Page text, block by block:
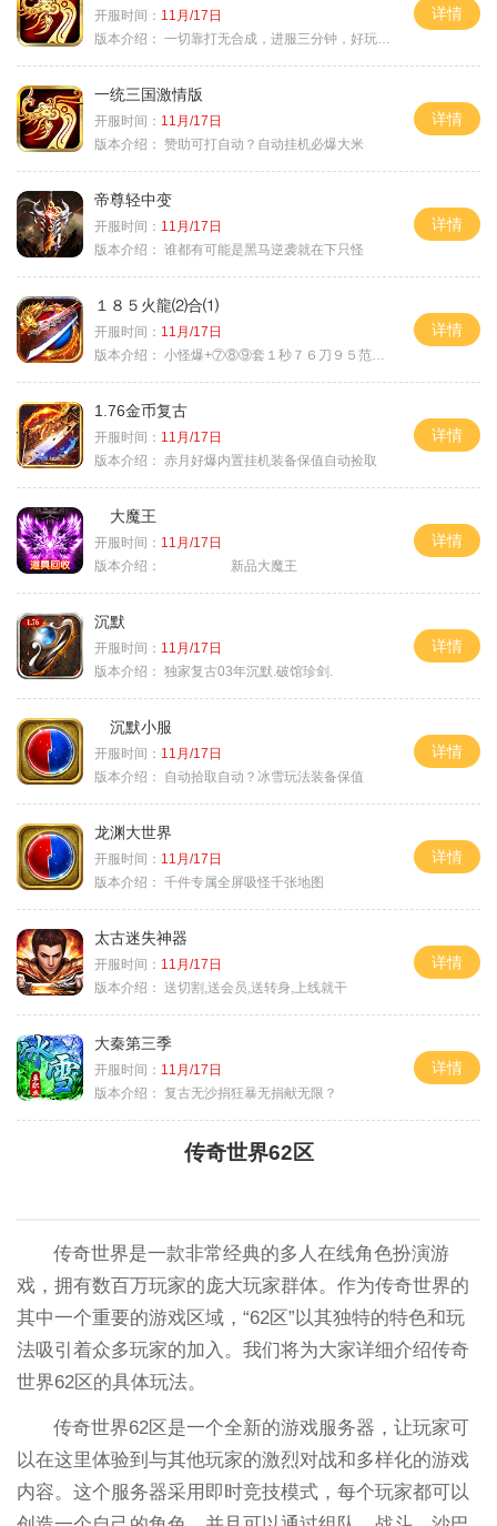
开服时间： 11月/17日
版本介绍： 一切靠打无合成，进服三分钟，好玩一整年。
详情
一统三国激情版
开服时间： 11月/17日
版本介绍： 赞助可打自动？自动挂机必爆大米
详情
帝尊轻中变
开服时间： 11月/17日
版本介绍： 谁都有可能是黑马逆袭就在下只怪
详情
１８５火龍⑵合⑴
开服时间： 11月/17日
版本介绍： 小怪爆+⑦⑧⑨套１秒７６刀９５范围捡
详情
1.76金币复古
开服时间： 11月/17日
版本介绍： 赤月好爆内置挂机装备保值自动捡取
详情
大魔王
开服时间： 11月/17日
版本介绍：
新品大魔王
详情
沉默
开服时间： 11月/17日
版本介绍： 独家复古03年沉默.破馆珍剑.
详情
沉默小服
开服时间： 11月/17日
版本介绍：
自动拾取自动？冰雪玩法装备保值
详情
龙渊大世界
开服时间： 11月/17日
版本介绍： 千件专属全屏吸怪千张地图
详情
太古迷失神器
开服时间： 11月/17日
版本介绍： 送切割,送会员,送转身,上线就干
详情
大秦第三季
开服时间： 11月/17日
版本介绍： 复古无沙捐狂暴无捐献无限？
详情
传奇世界62区
传奇世界是一款非常经典的多人在线角色扮演游
戏，拥有数百万玩家的庞大玩家群体。作为传奇世界的
其中一个重要的游戏区域，“62区”以其独特的特色和玩
法吸引着众多玩家的加入。我们将为大家详细介绍传奇
世界62区的具体玩法。
传奇世界62区是一个全新的游戏服务器，让玩家可
以在这里体验到与其他玩家的激烈对战和多样化的游戏
内容。这个服务器采用即时竞技模式，每个玩家都可以